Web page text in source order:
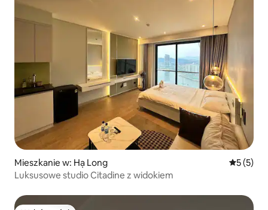
Mieszkanie w: Hạ Long Średnia
5 (5)
Luksusowe studio Citadine z widokiem